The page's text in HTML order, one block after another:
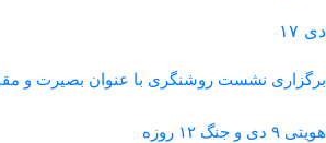
۱۷ دی
برگزاری نشست روشنگری با عنوان بصیرت و
هویتی ۹ دی و جنگ ۱۲ روزه